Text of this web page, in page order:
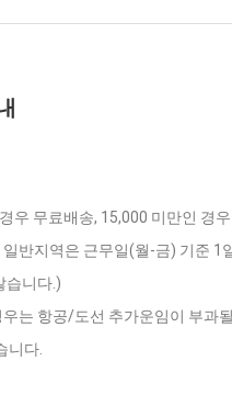
우 무료배송, 15,000 미만인 경
반지역은 근무일(월-금) 기준
습니다.)
는 항공/도선 추가운임이 부과
니다.